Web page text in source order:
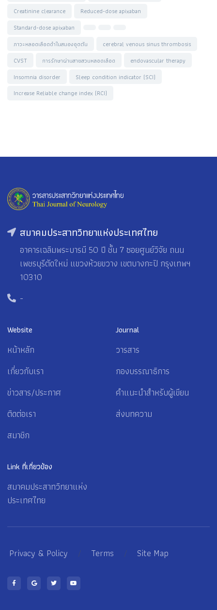
Creatinine clearance
Reduced-dose apixaban
Standard-dose apixaban
ภาวะหลอดเลือดดำในสมองอุดตัน
cerebral venous sinus thrombosis
CVST
การรักษาผ่านสายสวนหลอดเลือด
endovascular therapy
Insomnia disorder
Sleep condition indicator (SCI)
Increase Reliable change index (RCI)
สมาคมประสาทวิทยาแห่งประเทศไทย
อาคารเฉลิมพระบารมี 50 ปี ชั้น 7 ซอยศูนย์วิจัย ถนน
เพชรบุรีตัดใหม่ แขวงห้วยขวาง เขตบางกะปิ กรุงเทพฯ
10310
-
Website
หน้าหลัก
เกี่ยวกับเรา
ข่าวสาร/ประกาศ
ติดต่อเรา
สมาชิก
Journal
วารสาร
กองบรรณาธิการ
คำแนะนำสำหรับผู้เขียน
ส่งบทความ
Link ที่เกี่ยวข้อง
สมาคมประสาทวิทยาแห่ง
ประเทศไทย
Privacy & Policy / Terms / Site Map